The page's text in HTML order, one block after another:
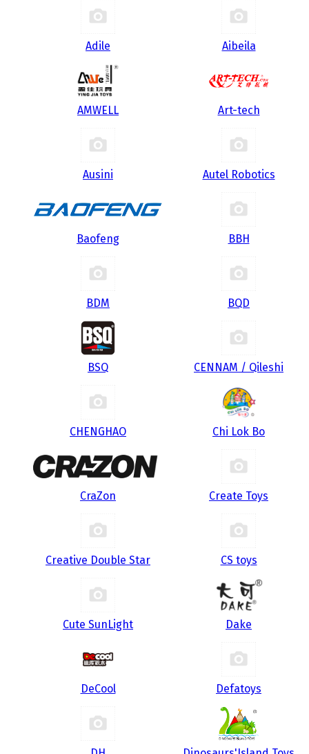
Adile Aibeila
AMWELL Art-tech
Ausini Autel Robotics
Baofeng BBH
BDM BQD
BSQ CENNAM / Qileshi
CHENGHAO Chi Lok Bo
CraZon Create Toys
Creative Double Star CS toys
Cute SunLight Dake
DeCool Defatoys